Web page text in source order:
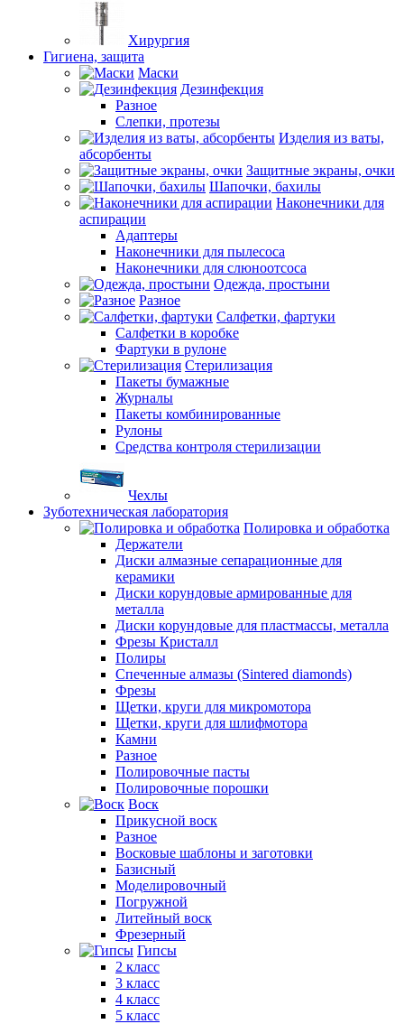
Хирургия
Гигиена, защита
Маски
Дезинфекция
Разное
Слепки, протезы
Изделия из ваты,
абсорбенты
Защитные экраны, очки
Шапочки, бахилы
Наконечники для
аспирации
Адаптеры
Наконечники для пылесоса
Наконечники для слюноотсоса
Одежда, простыни
Разное
Салфетки, фартуки
Салфетки в коробке
Фартуки в рулоне
Стерилизация
Пакеты бумажные
Журналы
Пакеты комбинированные
Рулоны
Средства контроля стерилизации
Чехлы
Зуботехническая лаборатория
Полировка и обработка
Держатели
Диски алмазные сепарационные для
керамики
Диски корундовые армированные для
металла
Диски корундовые для пластмассы, металла
Фрезы Кристалл
Полиры
Спеченные алмазы (Sintered diamonds)
Фрезы
Щетки, круги для микромотора
Щетки, круги для шлифмотора
Камни
Разное
Полировочные пасты
Полировочные порошки
Воск
Прикусной воск
Разное
Восковые шаблоны и заготовки
Базисный
Моделировочный
Погружной
Литейный воск
Фрезерный
Гипсы
2 класс
3 класс
4 класс
5 класс